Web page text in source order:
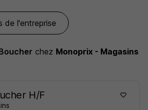
de l'entreprise
chez Monoprix - Magasins
H/F